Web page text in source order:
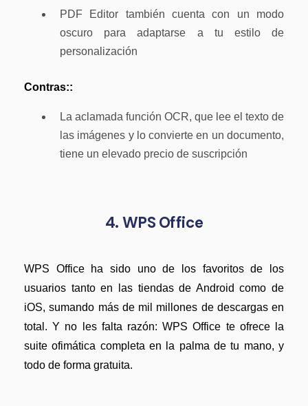
PDF Editor también cuenta con un modo
oscuro para adaptarse a tu estilo de
personalización
Contras::
La aclamada función OCR, que lee el texto de
las imágenes y lo convierte en un documento,
tiene un elevado precio de suscripción
4. WPS Office
WPS Office ha sido uno de los favoritos de los
usuarios tanto en las tiendas de Android como de
iOS, sumando más de mil millones de descargas en
total. Y no les falta razón: WPS Office te ofrece la
suite ofimática completa en la palma de tu mano, y
todo de forma gratuita.